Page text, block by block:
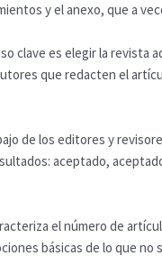
y el anexo, que a
clave es elegir la revista
que redacten el
de los editores y
aceptado,
el número de
básicas de lo que no